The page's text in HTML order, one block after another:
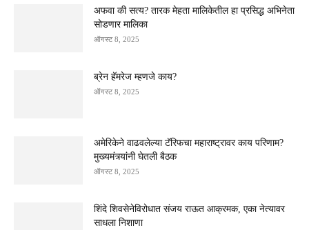
अफवा की सत्य? तारक मेहता मालिकेतील हा प्रसिद्ध अभिनेता
सोडणार मालिका
ऑगस्ट 8, 2025
ब्रेन हॅमरेज म्हणजे काय?
ऑगस्ट 8, 2025
अमेरिकेने वाढवलेल्या टॅरिफचा महाराष्ट्रावर काय परिणाम?
मुख्यमंत्र्यांनी घेतली बैठक
ऑगस्ट 8, 2025
शिंदे शिवसेनेविरोधात संजय राऊत आक्रमक, एका नेत्यावर
साधला निशाणा